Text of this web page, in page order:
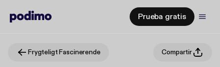
Prueba gratis
Frygteligt Fascinerende Compartir